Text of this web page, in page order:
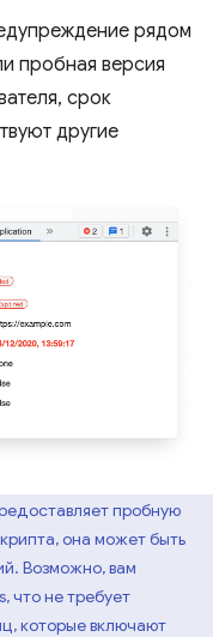
рядом
пробная версия
срок
другие
пробную
она может быть
Возможно, вам
что не требует
которые включают